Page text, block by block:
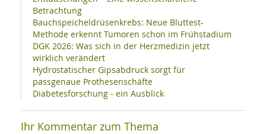
Betrachtung
Bauchspeicheldrüsenkrebs: Neue Bluttest-
Methode erkennt Tumoren schon im Frühstadium
DGK 2026: Was sich in der Herzmedizin jetzt
wirklich verändert
Hydrostatischer Gipsabdruck sorgt für
passgenaue Prothesenschäfte
Diabetesforschung - ein Ausblick
Ihr Kommentar zum Thema